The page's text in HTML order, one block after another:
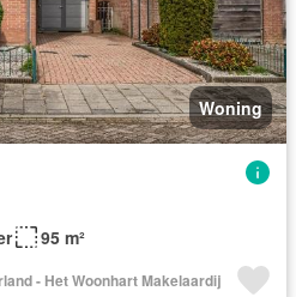
Woning
95 m²
- Het Woonhart Makelaardij